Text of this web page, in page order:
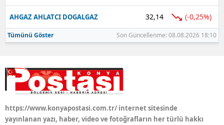
AHGAZ AHLATCI DOGALGAZ 32,14 (-0,25%)
Tümünü Göster Son Güncellenme: 08.08.2026 18:10
https://www.konyapostasi.com.tr/ internet sitesinde
yayınlanan yazı, haber, video ve fotoğrafların her türlü hakkı